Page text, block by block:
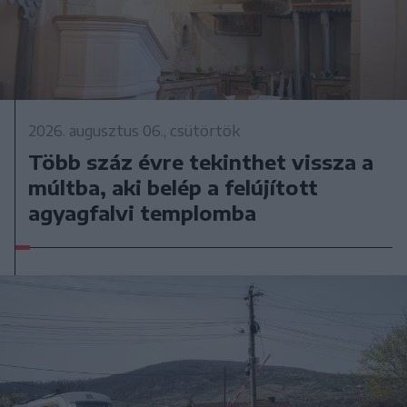
2026. augusztus 06., csütörtök
Több száz évre tekinthet vissza a
múltba, aki belép a felújított
agyagfalvi templomba